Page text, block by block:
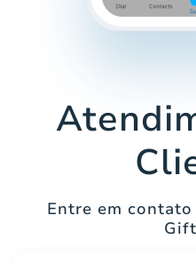
Entre em